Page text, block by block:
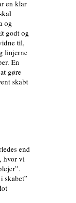
en klar
og
godt og
til,
linjerne
En
gøre
skabt
end
hvor vi
skabet”